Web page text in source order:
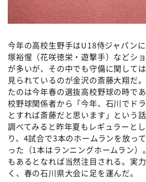
ぺこぱのまるスポ
アナ回覧板
今年の高校生野手はU18侍ジャパン
塚裕惺（花咲徳栄・遊撃手）などシ
が多いが、その中でも守備に関して
見られているのが金沢の斎藤大翔だ
たのは今年春の選抜高校野球の時で
校野球関係者から「今年、石川でド
とすれば斎藤だと思います」という
調べてみると昨年夏もレギュラーと
り、4試合で3本のホームランを放っ
った（1本はランニングホームラン）
もあるとなれば当然注目される。実
く、春の石川県大会に足を運んだ。